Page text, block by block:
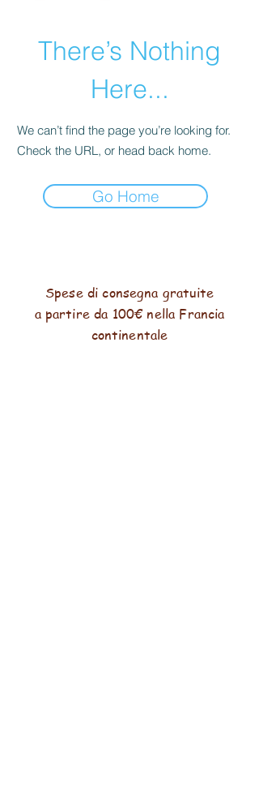
There’s Nothing
Here...
We can’t find the page you’re looking for.
Check the URL, or head back home.
Go Home
Spese di consegna gratuite
a partire da 100€ nella Francia
continentale